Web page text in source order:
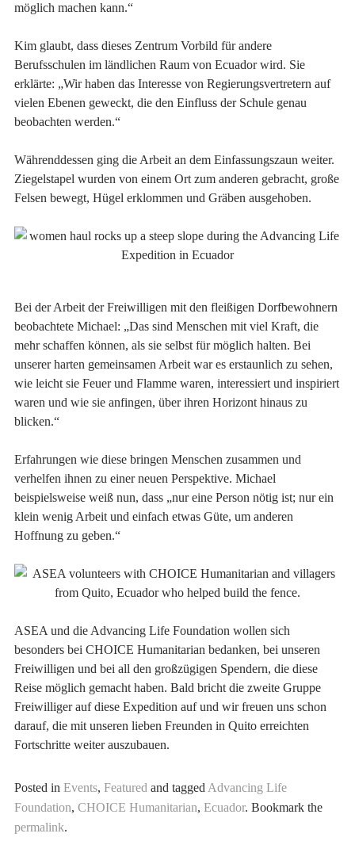
möglich machen kann.“
Kim glaubt, dass dieses Zentrum Vorbild für andere
Berufsschulen im ländlichen Raum von Ecuador wird. Sie
erklärte: „Wir haben das Interesse von Regierungsvertretern auf
vielen Ebenen geweckt, die den Einfluss der Schule genau
beobachten werden.“
Währenddessen ging die Arbeit an dem Einfassungszaun weiter.
Ziegelstapel wurden von einem Ort zum anderen gebracht, große
Felsen bewegt, Hügel erklommen und Gräben ausgehoben.
Bei der Arbeit der Freiwilligen mit den fleißigen Dorfbewohnern
beobachtete Michael: „Das sind Menschen mit viel Kraft, die
mehr schaffen können, als sie selbst für möglich halten. Bei
unserer harten gemeinsamen Arbeit war es erstaunlich zu sehen,
wie leicht sie Feuer und Flamme waren, interessiert und inspiriert
waren und wie sie anfingen, über ihren Horizont hinaus zu
blicken.“
Erfahrungen wie diese bringen Menschen zusammen und
verhelfen ihnen zu einer neuen Perspektive. Michael
beispielsweise weiß nun, dass „nur eine Person nötig ist; nur ein
klein wenig Arbeit und einfach etwas Güte, um anderen
Hoffnung zu geben.“
ASEA und die Advancing Life Foundation wollen sich
besonders bei CHOICE Humanitarian bedanken, bei unseren
Freiwilligen und bei all den großzügigen Spendern, die diese
Reise möglich gemacht haben. Bald bricht die zweite Gruppe
Freiwilliger auf diese Expedition auf und wir freuen uns schon
darauf, die mit unseren lieben Freunden in Quito erreichten
Fortschritte weiter auszubauen.
Posted in Events, Featured and tagged Advancing Life
Foundation, CHOICE Humanitarian, Ecuador. Bookmark the
permalink.